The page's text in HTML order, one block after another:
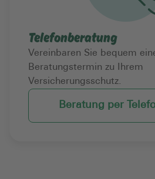
Telefonberatung
Vereinbaren Sie bequem
Beratungstermin zu Ihrem
Versicherungsschutz.
Beratung per